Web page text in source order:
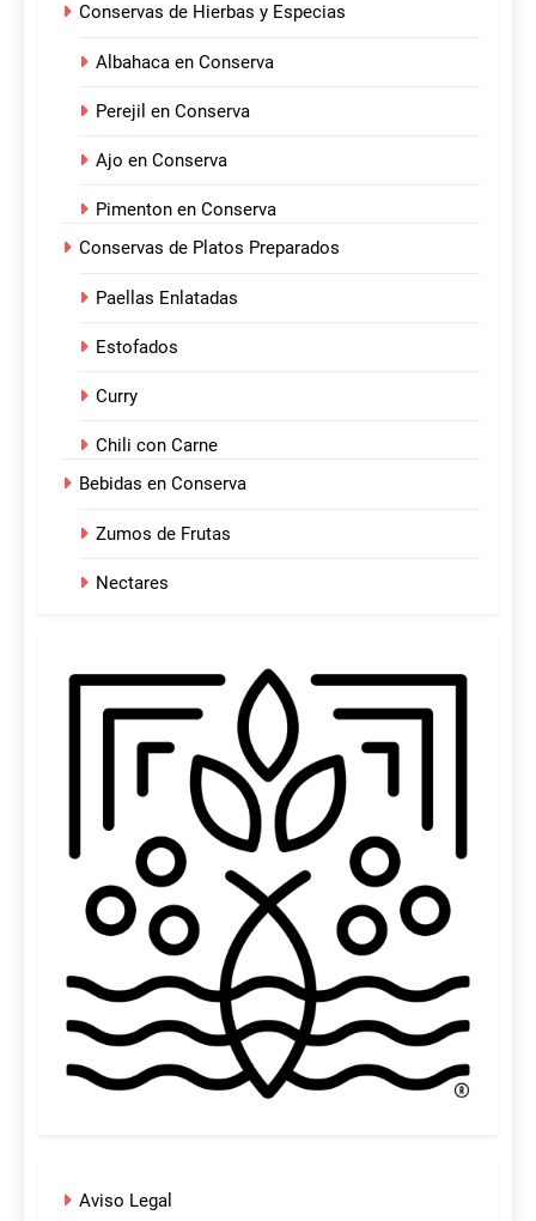
Conservas de Hierbas y Especias
Albahaca en Conserva
Perejil en Conserva
Ajo en Conserva
Pimenton en Conserva
Conservas de Platos Preparados
Paellas Enlatadas
Estofados
Curry
Chili con Carne
Bebidas en Conserva
Zumos de Frutas
Nectares
Aviso Legal